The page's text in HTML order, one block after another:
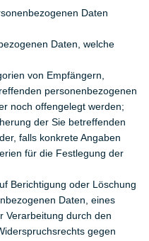
Daten
Daten, welche
von Empfängern,
personenbezogenen
noch offengelegt werden;
der Sie betreffenden
falls konkrete Angaben
für die Festlegung der
Berichtigung oder Löschung
Daten, eines
Verarbeitung durch den
gegen